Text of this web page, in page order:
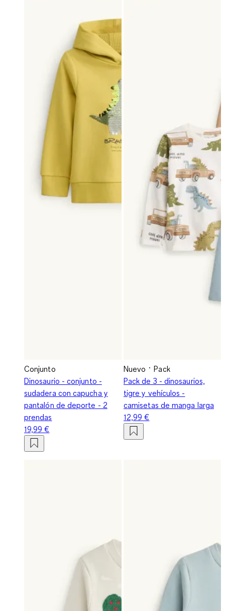
Conjunto
Dinosaurio - conjunto -
sudadera con capucha y
pantalón de deporte - 2
prendas
19,99 €
Nuevo
Pack
Pack de 3 - dinosaurios,
tigre y vehículos -
camisetas de manga larga
12,99 €